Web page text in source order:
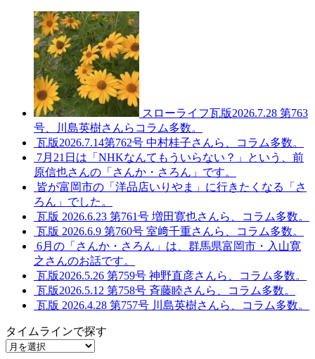
スローライフ瓦版2026.7.28 第763
号、川島英樹さんらコラム多数。
瓦版2026.7.14第762号 中村桂子さんら、コラム多数。
7月21日は「NHKなんてもういらない？」という、前
原信也さんの「さんか・さろん」です。
皆が富岡市の「洋品店いりやま」に行きたくなる「さ
ろん」でした。
瓦版 2026.6.23 第761号 増田寛也さんら、コラム多数。
瓦版 2026.6.9 第760号 室﨑千重さんら、コラム多数。
6月の「さんか・さろん」は、群馬県富岡市・入山寛
之さんのお話です。
瓦版2026.5.26 第759号 神野直彦さんら、コラム多数。
瓦版2026.5.12 第758号 斉藤睦さんら、コラム多数。
瓦版 2026.4.28 第757号 川島英樹さんら、コラム多数。
タイムラインで探す
タ